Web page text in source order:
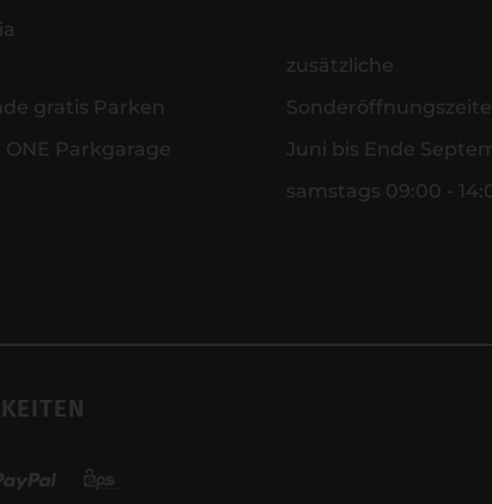
gratis Parken
ONE Parkgarage
zusätzliche
Juni bis Ende
samstags 09:00 -